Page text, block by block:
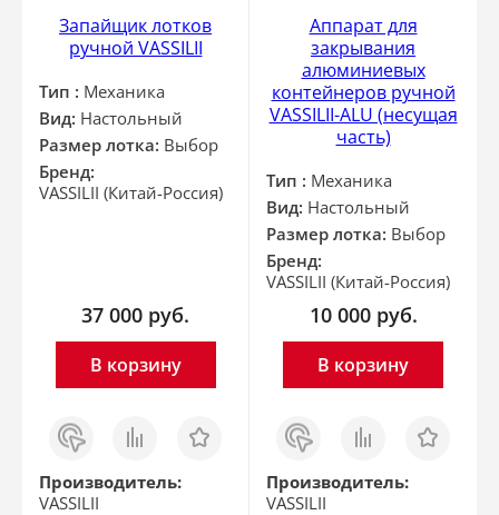
Запайщик лотков
ручной VASSILII
Тип : Механика
Вид: Настольный
Размер лотка: Выбор
Бренд:
VASSILII (Китай-Россия)
37 000 руб.
В корзину
Заказ
в 1
клик
Сравнить Отложить
Производитель:
VASSILII
Аппарат для
закрывания
алюминиевых
контейнеров ручной
VASSILII-ALU (несущая
часть)
Тип : Механика
Вид: Настольный
Размер лотка: Выбор
Бренд:
VASSILII (Китай-Россия)
10 000 руб.
В корзину
Заказ
в 1
клик
Сравнить Отложить
Производитель:
VASSILII